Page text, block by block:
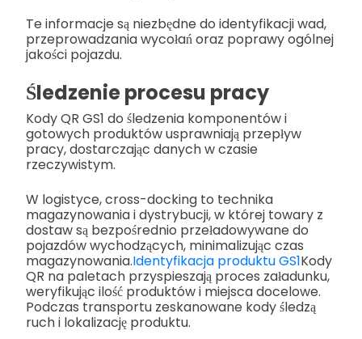
Te informacje są niezbędne do identyfikacji wad,
przeprowadzania wycołań oraz poprawy ogólnej
jakości pojazdu.
Śledzenie procesu pracy
Kody QR GS1 do śledzenia komponentów i
gotowych produktów usprawniają przepływ
pracy, dostarczając danych w czasie
rzeczywistym.
W logistyce, cross-docking to technika
magazynowania i dystrybucji, w której towary z
dostaw są bezpośrednio przeładowywane do
pojazdów wychodzących, minimalizując czas
magazynowania.Identyfikacja produktu GS1Kody
QR na paletach przyspieszają proces załadunku,
weryfikując ilość produktów i miejsca docelowe.
Podczas transportu zeskanowane kody śledzą
ruch i lokalizację produktu.